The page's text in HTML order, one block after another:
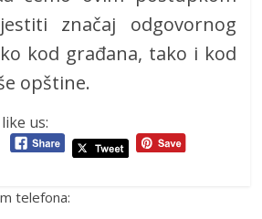
značaj odgovornog
kod građana, tako i kod
opštine.
us:
telefona: